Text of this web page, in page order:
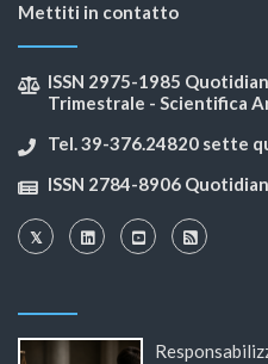
Mettiti in contatto
ISSN 2975-1985
Trimestrale - Scientifica
Tel. 39-376.24820 sette
ISSN 2784-8906